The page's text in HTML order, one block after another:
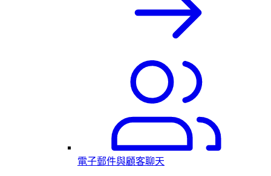
電子郵件與顧客聊天